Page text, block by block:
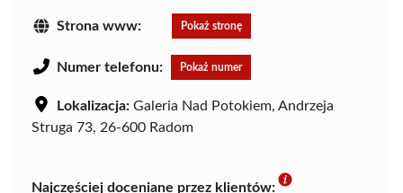
Strona www: Pokaż stronę
Numer telefonu: Pokaż numer
Lokalizacja: Galeria Nad Potokiem, Andrzeja
Struga 73, 26-600 Radom
Najczęściej doceniane przez klientów: